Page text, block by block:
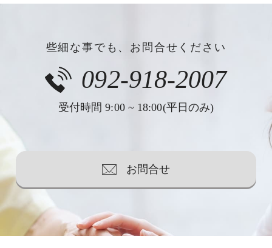
些細な事でも、お問合せください
092-918-2007
受付時間 9:00 ~ 18:00(平日のみ)
お問合せ